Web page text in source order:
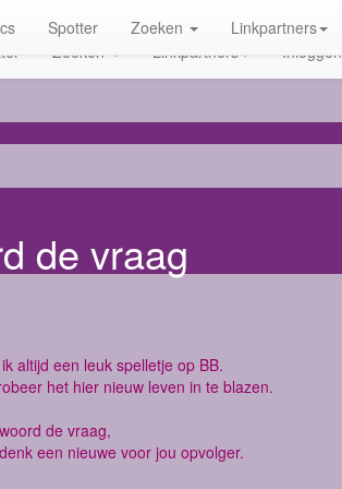
Zoeken Linkpartners Inloggen
Spotter Zoeken Linkpartners
de vraag
altijd een leuk spelletje op BB.
het hier nieuw leven in te blazen.
de vraag,
een nieuwe voor jou opvolger.